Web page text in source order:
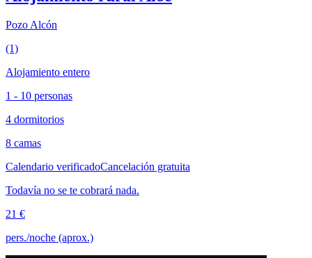
Pozo Alcón
(1)
Alojamiento entero
1 - 10 personas
4 dormitorios
8 camas
Calendario verificadoCancelación gratuita
Todavía no se te cobrará nada.
21 €
pers./noche (aprox.)